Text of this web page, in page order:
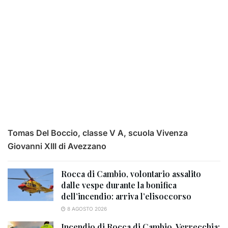
Tomas Del Boccio, classe V A, scuola Vivenza
Giovanni XIII di Avezzano
Rocca di Cambio, volontario assalito
dalle vespe durante la bonifica
dell’incendio: arriva l’elisoccorso
8 AGOSTO 2026